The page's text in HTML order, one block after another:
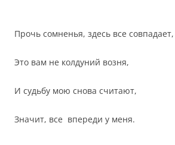
Прочь сомненья, здесь все совпадает,
Это вам не колдуний возня,
И судьбу мою снова считают,
Значит, все впереди у меня.